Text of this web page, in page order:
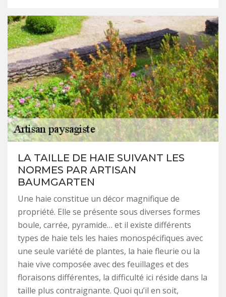
LA TAILLE DE HAIE SUIVANT LES
NORMES PAR ARTISAN
BAUMGARTEN
Une haie constitue un décor magnifique de
propriété. Elle se présente sous diverses formes
boule, carrée, pyramide… et il existe différents
types de haie tels les haies monospécifiques avec
une seule variété de plantes, la haie fleurie ou la
haie vive composée avec des feuillages et des
floraisons différentes, la difficulté ici réside dans la
taille plus contraignante. Quoi qu’il en soit,